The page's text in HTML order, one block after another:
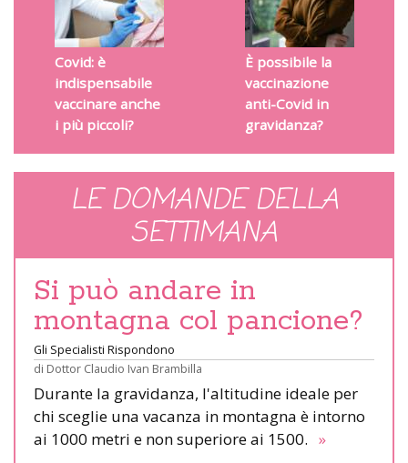
Covid: è
indispensabile
vaccinare anche
i più piccoli?
È possibile la
vaccinazione
anti-Covid in
gravidanza?
LE DOMANDE DELLA
SETTIMANA
Si può andare in
montagna col pancione?
Gli Specialisti Rispondono
di Dottor Claudio Ivan Brambilla
Durante la gravidanza, l'altitudine ideale per
chi sceglie una vacanza in montagna è intorno
ai 1000 metri e non superiore ai 1500. »